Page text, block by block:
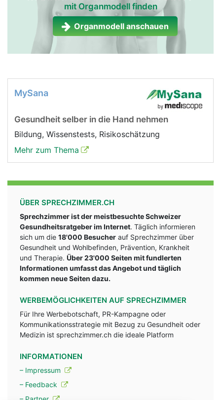
mit Organmodell finden
Organmodell anschauen
MySana
Gesundheit selber in die Hand nehmen
Bildung, Wissenstests, Risikoschätzung
Mehr zum Thema
ÜBER SPRECHZIMMER.CH
Sprechzimmer ist der meistbesuchte Schweizer
Gesundheitsratgeber im Internet. Täglich informieren
sich um die 18'000 Besucher auf Sprechzimmer über
Gesundheit und Wohlbefinden, Prävention, Krankheit
und Therapie. Über 23'000 Seiten mit fundlerten
Informationen umfasst das Angebot und täglich
kommen neue Seiten dazu.
WERBEMÖGLICHKEITEN AUF SPRECHZIMMER
Für Ihre Werbebotschaft, PR-Kampagne oder
Kommunikationsstrategie mit Bezug zu Gesundheit oder
Medizin ist sprechzimmer.ch die ideale Platform
INFORMATIONEN
– Impressum
– Feedback